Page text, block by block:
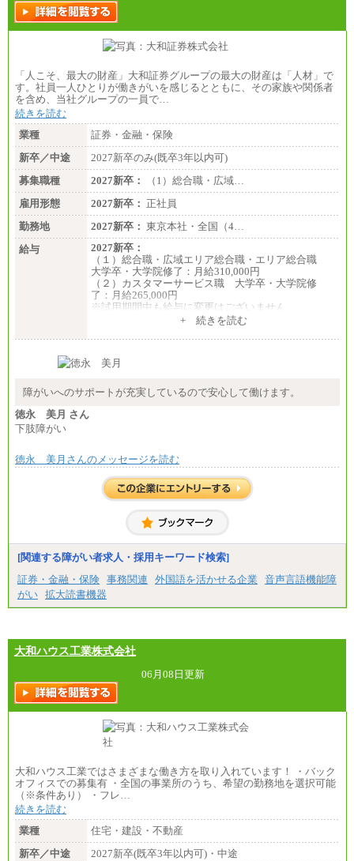
「人こそ、最大の財産」大和証券グループの最大の財産は「人材」で
す。社員一人ひとりが働きがいを感じるとともに、その家族や関係者
を含め、当社グループの一員で…
続きを読む
業種
証券・金融・保険
新卒／中途
2027新卒のみ(既卒3年以内可)
募集職種
2027新卒：
（1）総合職・広域…
雇用形態
2027新卒： 正社員
勤務地
2027新卒： 東京本社・全国（4…
給与
2027新卒：
（１）総合職・広域エリア総合職・エリア総合職
大学卒・大学院修了：月給310,000円
（２）カスタマーサービス職 大学卒・大学院修
了：月給265,000円
※試用期間中も給与に変更はございません
+ 続きを読む
障がいへのサポートが充実しているので安心して働けます。
徳永 美月 さん
下肢障がい
徳永 美月さんのメッセージを読む
[関連する障がい者求人・採用キーワード検索]
証券・金融・保険 事務関連 外国語を活かせる企業
音声言語機能障
がい 拡大読書機器
大和ハウス工業株式会社
06月08日更新
大和ハウス工業ではさまざまな働き方を取り入れています！ ・バック
オフィスでの募集有 ・全国の事業所のうち、希望の勤務地を選択可能
（※条件あり） ・フレ…
続きを読む
業種
住宅・建設・不動産
新卒／中途
2027新卒(既卒3年以内可)・中途